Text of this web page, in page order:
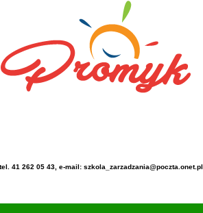
41 262 05 43, e-mail: szkola_zarzadzania@poczta.onet.pl